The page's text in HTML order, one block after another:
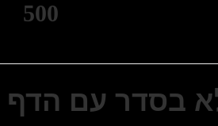
500
בסדר עם הדף